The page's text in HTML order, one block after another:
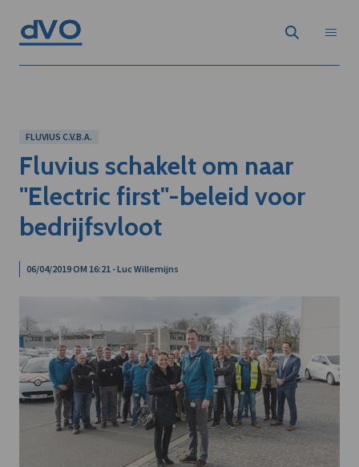
FLUVIUS C.V.B.A.
Fluvius schakelt om naar
"Electric first"-beleid voor
bedrijfsvloot
06/04/2019 OM 16:21 - Luc Willemijns